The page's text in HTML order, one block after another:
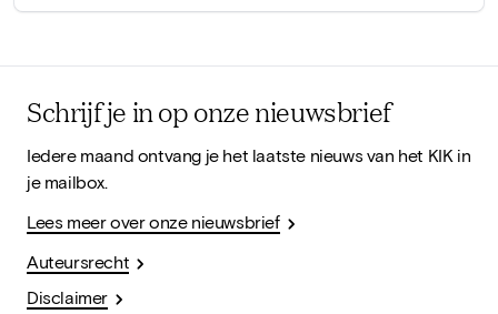
Schrijf je in op onze nieuwsbrief
Iedere maand ontvang je het laatste nieuws van het KIK in
je mailbox.
Lees meer over onze nieuwsbrief
Auteursrecht
Disclaimer